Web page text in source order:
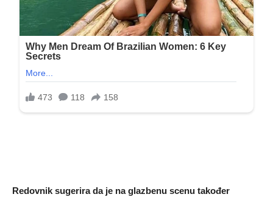
Redovnik sugerira da je na glazbenu scenu također